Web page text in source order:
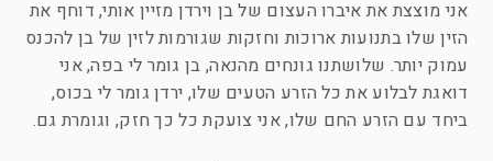
אני מוצצת את איברו העצום של בן וירדן מזיין אותי, דוחף את
הזין שלו בתנועות ארוכות וחזקות שגורמות לזין של בן להכנס
עמוק יותר. שלושתנו גונחים מהנאה, בן גומר לי בפה, אני
דואגת לבלוע את כל הזרע הטעים שלו, ירדן גומר לי בכוס,
ביחד עם הזרע החם שלו, אני צועקת כל כך חזק, וגומרת גם.